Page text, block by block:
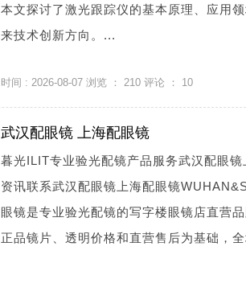
本文探讨了激光跟踪仪的基本原理、应用
来技术创新方向。...
时间 : 2026-08-07 浏览 ： 210 评论 ： 10
武汉配眼镜 上海配眼镜
暮光ILIT专业验光配镜产品服务武汉配眼
资讯联系武汉配眼镜上海配眼镜
眼镜是专业验光配镜的写字楼眼镜店直营
正品镜片、透明价格和直营售后为基础，